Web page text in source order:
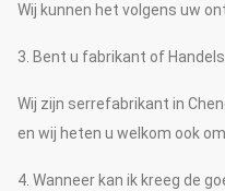
Wij kunnen het volgens uw
3. Bent u fabrikant of
Wij zijn serrefabrikant in
en wij heten u welkom ook
4. Wanneer kan ik kreeg de